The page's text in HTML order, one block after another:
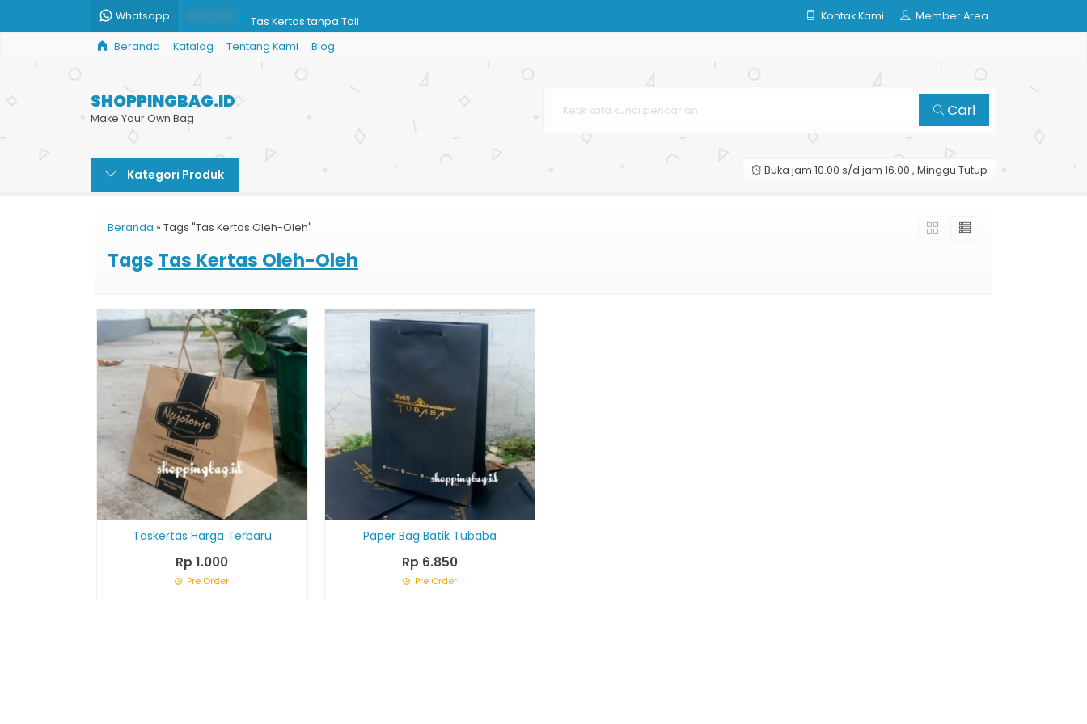
Whatsapp Tas Kertas tanpa Tali
Jual Paper Bag Hitam Murah
Shopping Bag Bazar
Harga Jual Paper Bag Terbaru
Paper Bag Takeaway
Kontak Kami Member Area
Beranda Katalog Tentang Kami Blog
SHOPPINGBAG.ID
Make Your Own Bag Cari
Kategori Produk Buka jam 10.00 s/d jam 16.00 , Minggu Tutup
Beranda » Tags "Tas Kertas Oleh-Oleh"
Tags Tas Kertas Oleh-Oleh
Taskertas Harga Terbaru
Rp 1.000
Pre Order
Paper Bag Batik Tubaba
Rp 6.850
Pre Order